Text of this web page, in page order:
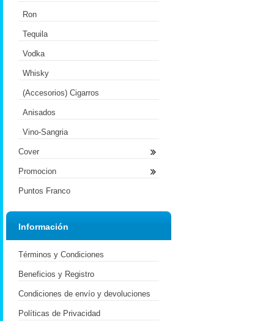
Ron
Tequila
Vodka
Whisky
(Accesorios) Cigarros
Anisados
Vino-Sangria
Cover
Promocion
Puntos Franco
Información
Términos y Condiciones
Beneficios y Registro
Condiciones de envío y devoluciones
Políticas de Privacidad